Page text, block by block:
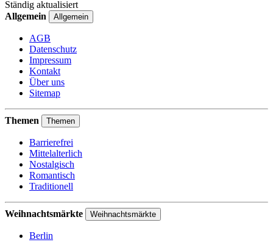
Ständig aktualisiert
Allgemein
Allgemein
AGB
Datenschutz
Impressum
Kontakt
Über uns
Sitemap
Themen Themen
Barrierefrei
Mittelalterlich
Nostalgisch
Romantisch
Traditionell
Weihnachtsmärkte Weihnachtsmärkte
Berlin